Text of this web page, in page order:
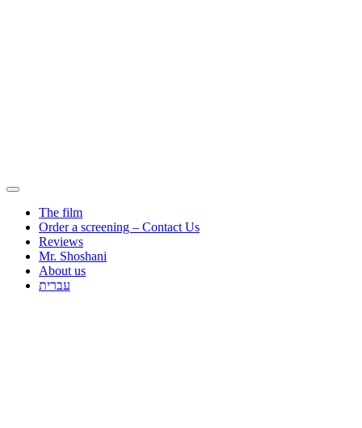
The film
Order a screening – Contact Us
Reviews
Mr. Shoshani
About us
עברית